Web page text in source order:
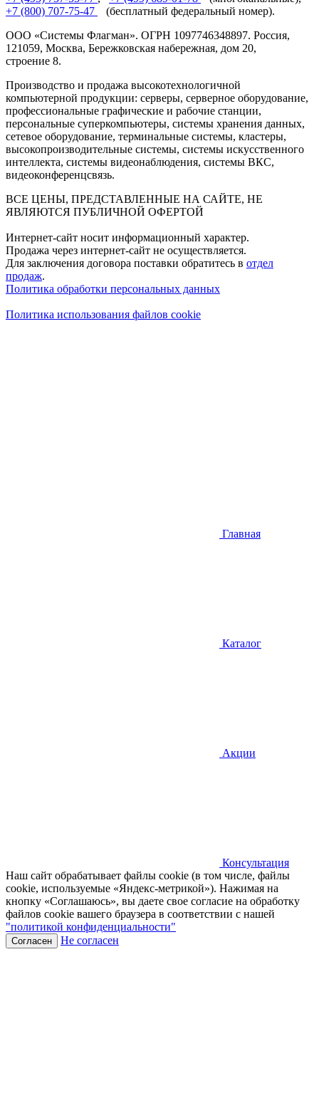
+7 (800) 707-75-47
(бесплатный федеральный номер).
ООО «Системы Флагман». ОГРН 1097746348897. Россия,
121059, Москва, Бережковская набережная, дом 20,
строение 8.
Производство и продажа высокотехнологичной
компьютерной продукции: серверы, серверное оборудование,
профессиональные графические и рабочие станции,
персональные суперкомпьютеры, системы хранения данных,
сетевое оборудование, терминальные системы, кластеры,
высокопроизводительные системы, системы искусственного
интеллекта, системы видеонаблюдения, системы ВКС,
видеоконференцсвязь.
ВСЕ ЦЕНЫ, ПРЕДСТАВЛЕННЫЕ НА САЙТЕ, НЕ
ЯВЛЯЮТСЯ ПУБЛИЧНОЙ ОФЕРТОЙ
Интернет-сайт носит информационный характер.
Продажа через интернет-сайт не осуществляется.
Для заключения договора поставки обратитесь в отдел
продаж.
Политика обработки персональных данных
Политика использования файлов cookie
Главная
Каталог
Акции
Консультация
Наш сайт обрабатывает файлы cookie (в том числе, файлы
cookie, используемые «Яндекс-метрикой»). Нажимая на
кнопку «Соглашаюсь», вы даете свое согласие на обработку
файлов cookie вашего браузера в соответствии с нашей
"политикой конфиденциальности"
Согласен Не согласен